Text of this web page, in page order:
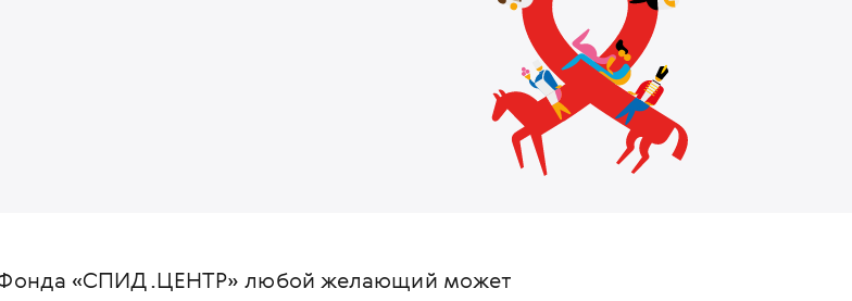
Фонда «СПИД.ЦЕНТР» любой желающий может